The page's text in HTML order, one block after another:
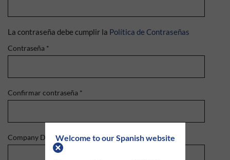
Welcome to our Spanish website
La contraseña debe cumplir la Política de Contraseñas
Contraseña *
Confirmar contraseña *
Company Domain*